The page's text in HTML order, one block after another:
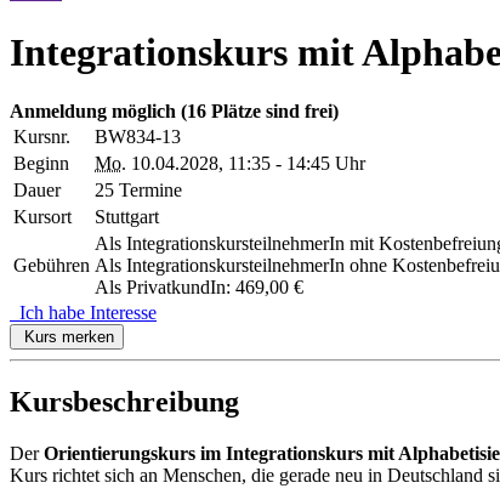
Integrationskurs mit
Anmeldung möglich (16 Plätze sind frei)
Kursnr.
BW834-13
Beginn
Mo. 10.04.2028, 11:35 - 14:45 Uhr
Dauer
25 Termine
Kursort
Stuttgart
Gebühren
Als IntegrationskursteilnehmerIn mit
Als IntegrationskursteilnehmerIn ohne
Als PrivatkundIn: 469,00 €
Ich habe Interesse
Kurs merken
Kursbeschreibung
DerOrientierungskurs im Integrationskurs mit
Kurs richtet sich an Menschen, die gerade neu in Deutschland